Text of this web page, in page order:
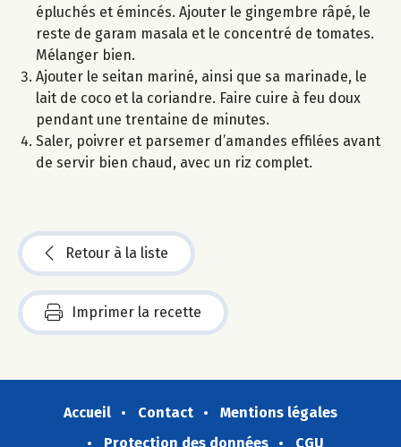
épluchés et émincés. Ajouter le gingembre râpé, le
reste de garam masala et le concentré de tomates.
Mélanger bien.
Ajouter le seitan mariné, ainsi que sa marinade, le
lait de coco et la coriandre. Faire cuire à feu doux
pendant une trentaine de minutes.
Saler, poivrer et parsemer d’amandes effilées avant
de servir bien chaud, avec un riz complet.
Retour à la liste
Imprimer la recette
Accueil Contact
Mentions légales
Protection des données
CGU